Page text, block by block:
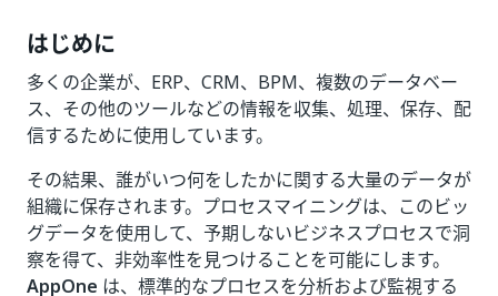
はじめに
多くの企業が、ERP、CRM、BPM、複数のデータベー
ス、その他のツールなどの情報を収集、処理、保存、配
信するために使用しています。
その結果、誰がいつ何をしたかに関する大量のデータが
組織に保存されます。プロセスマイニングは、このビッ
グデータを使用して、予期しないビジネスプロセスで洞
察を得て、非効率性を見つけることを可能にします。
AppOne は、標準的なプロセスを分析および監視する